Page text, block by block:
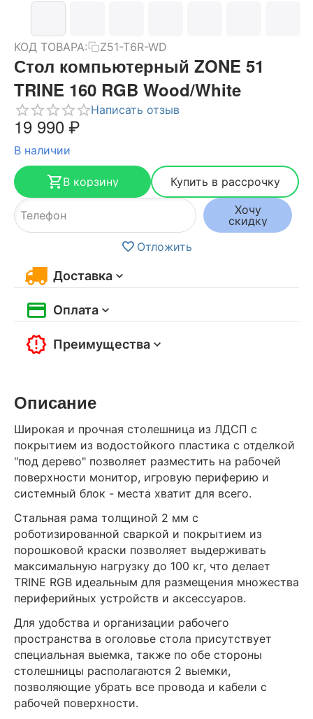
КОД ТОВАРА: Z51-T6R-WD
Стол компьютерный ZONE 51
TRINE 160 RGB Wood/White
Написать отзыв
19 990₽
В наличии
В корзину
Купить в рассрочку
Хочу
скидку
Отложить
Доставка
Оплата
Преимущества
Описание
Широкая и прочная столешница из ЛДСП с
покрытием из водостойкого пластика с отделкой
"под дерево" позволяет разместить на рабочей
поверхности монитор, игровую периферию и
системный блок - места хватит для всего.
Стальная рама толщиной 2 мм с
роботизированной сваркой и покрытием из
порошковой краски позволяет выдерживать
максимальную нагрузку до 100 кг, что делает
TRINE RGB идеальным для размещения множества
периферийных устройств и аксессуаров.
Для удобства и организации рабочего
пространства в оголовье стола присутствует
специальная выемка, также по обе стороны
столешницы располагаются 2 выемки,
позволяющие убрать все провода и кабели с
рабочей поверхности.